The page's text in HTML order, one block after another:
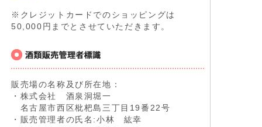
※クレジットカードでのショッピングは
50,000円までとさせていただきます。
販売場の名称及び所在地：
・株式会社 酒泉洞堀一
名古屋市西区枇杷島三丁目19番22号
・販売管理者の氏名:小林 紘幸